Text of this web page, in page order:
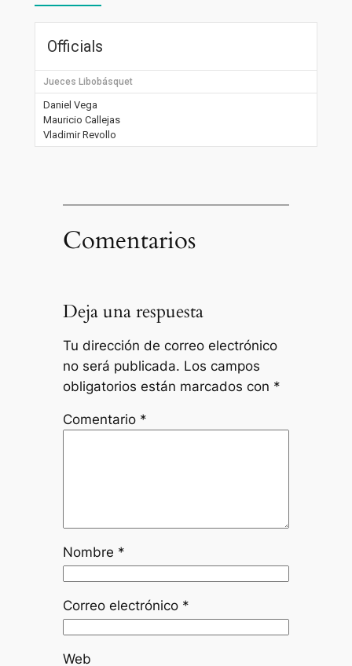
Officials
Jueces Libobásquet
Daniel Vega
Mauricio Callejas
Vladimir Revollo
Comentarios
Deja una respuesta
Tu dirección de correo electrónico
no será publicada. Los campos
obligatorios están marcados con *
Comentario *
Nombre *
Correo electrónico *
Web